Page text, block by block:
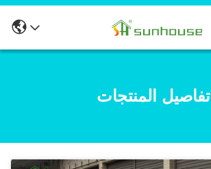
تفاصيل المنتجات